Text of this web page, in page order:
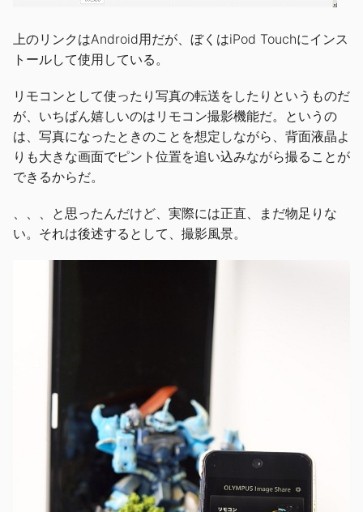
上のリンクはAndroid用だが、ぼくはiPod Touchにインス
トールして使用している。
リモコンとして使ったり写真の転送をしたりというものだ
が、いちばん嬉しいのはリモコン撮影機能だ。というの
は、写真になったときのことを想定しながら、背面液晶よ
りも大きな画面でピント位置を追い込みながら撮ることが
できるからだ。
、、、と思ったんだけど、実際には正直、まだ物足りな
い。それは後述するとして、撮影風景。